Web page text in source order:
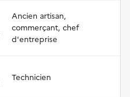
Ancien artisan,
commerçant, chef
d'entreprise
Technicien